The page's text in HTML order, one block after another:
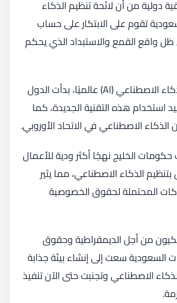
دولية من أن لائحة تنظيم الذكاء
تقوم على الابتكار على حساب
واقع القمع والاستبداد الذي يحكم
ومع تزايد انتشار الذكاء الاصطناعي (AI) عالميًا، بدأت الدول
استخدام هذه التقنية الجديدة، كما
الاصطناعي في الاتحاد الأوروبي.
الخليج نهجًا أكثر ودية للأعمال
بتنظيم الذكاء الاصطناعي، مما يثير
المحتملة لحقوق الخصوصية
من أجل الديمقراطية وحقوق
السعودية سعت إلى إنشاء بيئة جذابة
الاصطناعي وتجنبت حتى الآن تنفيذ